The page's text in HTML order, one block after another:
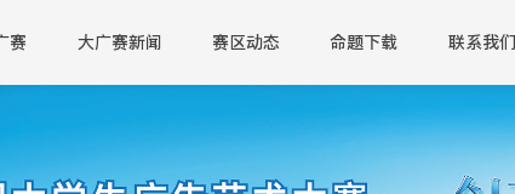
赛 大广赛新闻 赛区动态 命题下载 联系我们